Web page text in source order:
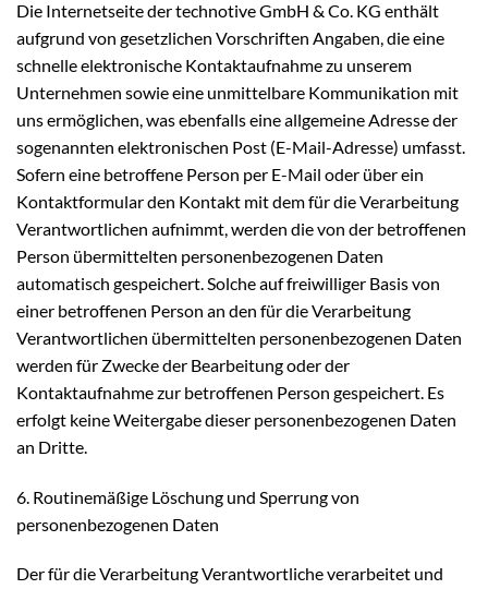
Die Internetseite der technotive GmbH & Co. KG enthält
aufgrund von gesetzlichen Vorschriften Angaben, die eine
schnelle elektronische Kontaktaufnahme zu unserem
Unternehmen sowie eine unmittelbare Kommunikation mit
uns ermöglichen, was ebenfalls eine allgemeine Adresse der
sogenannten elektronischen Post (E-Mail-Adresse) umfasst.
Sofern eine betroffene Person per E-Mail oder über ein
Kontaktformular den Kontakt mit dem für die Verarbeitung
Verantwortlichen aufnimmt, werden die von der betroffenen
Person übermittelten personenbezogenen Daten
automatisch gespeichert. Solche auf freiwilliger Basis von
einer betroffenen Person an den für die Verarbeitung
Verantwortlichen übermittelten personenbezogenen Daten
werden für Zwecke der Bearbeitung oder der
Kontaktaufnahme zur betroffenen Person gespeichert. Es
erfolgt keine Weitergabe dieser personenbezogenen Daten
an Dritte.
6. Routinemäßige Löschung und Sperrung von
personenbezogenen Daten
Der für die Verarbeitung Verantwortliche verarbeitet und